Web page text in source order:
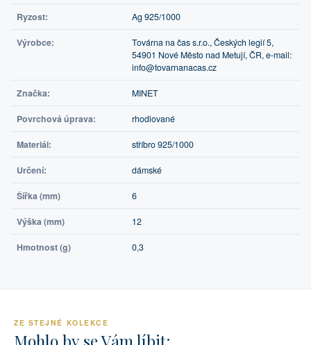
Ryzost: Ag 925/1000
Výrobce:
Továrna na čas s.r.o., Českých legií 5,
54901 Nové Město nad Metují, ČR, e-mail:
info@tovarnanacas.cz
Značka: MINET
Povrchová úprava: rhodiované
Materiál: stříbro 925/1000
Určení: dámské
Šířka (mm) 6
Výška (mm) 12
Hmotnost (g) 0,3
ZE STEJNÉ KOLEKCE
Mohlo by se Vám líbit: